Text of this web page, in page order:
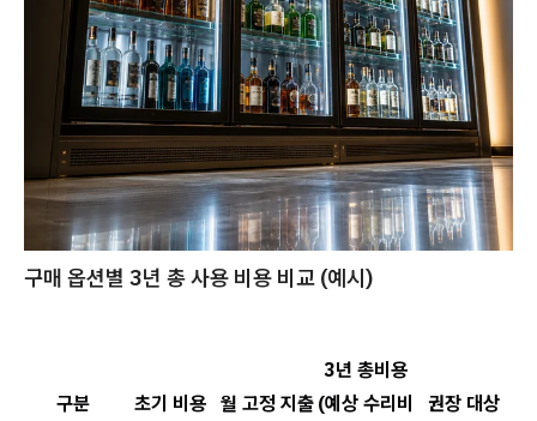
구매 옵션별 3년 총 사용 비용 비교 (예시)
구분 초기 비용 월 고정 지출
3년 총비용
(예상 수리비
권장 대상